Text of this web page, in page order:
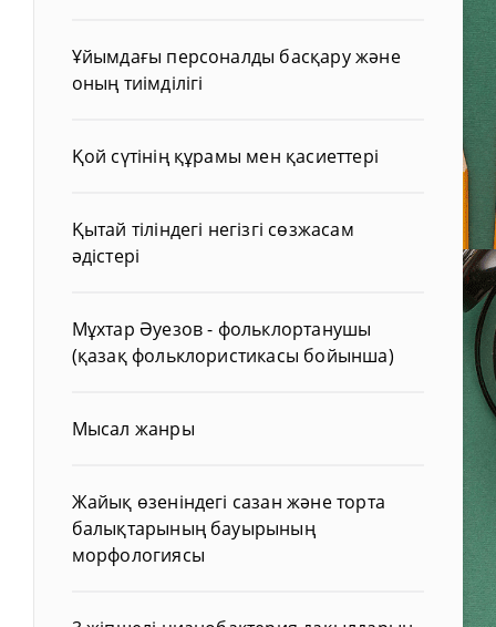
Ұйымдағы персоналды басқару және
оның тиімділігі
Қой сүтінің құрамы мен қасиеттері
Қытай тіліндегі негізгі сөзжасам
әдістері
Мұхтар Әуезов - фольклортанушы
(қазақ фольклористикасы бойынша)
Мысал жанры
Жайық өзеніндегі сазан және торта
балықтарының бауырының
морфологиясы